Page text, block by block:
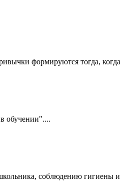
тогда, когда
обучении"....
соблюдению гигиены